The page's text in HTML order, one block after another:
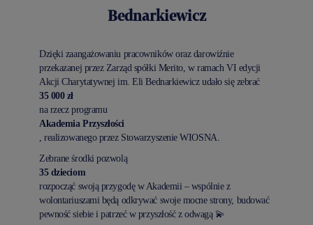
Bednarkiewicz
Dzięki zaangażowaniu pracowników oraz darowiźnie
przekazanej przez Zarząd spółki Merito, w ramach VI edycji
Akcji Charytatywnej im. Eli Bednarkiewicz udało się zebrać
35 000 zł
na rzecz programu
Akademia Przyszłości
, realizowanego przez Stowarzyszenie WIOSNA.
Zebrane środki pozwolą
35 dzieciom
rozpocząć swoją przygodę w Akademii – wspólnie z
wolontariuszami będą odkrywać swoje mocne strony, budować
pewność siebie i patrzeć w przyszłość z odwagą 💫